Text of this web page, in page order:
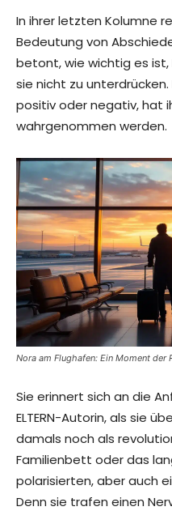
In ihrer letzten Kolumne
Bedeutung von
betont, wie wichtig es ist,
sie nicht zu
positiv oder negativ, hat
wahrgenommen werden.
Nora am Flughafen: Ein Moment der
Sie erinnert sich an die
ELTERN-Autorin, als sie
damals noch als
Familienbett oder das
polarisierten, aber auch
Denn sie trafen einen